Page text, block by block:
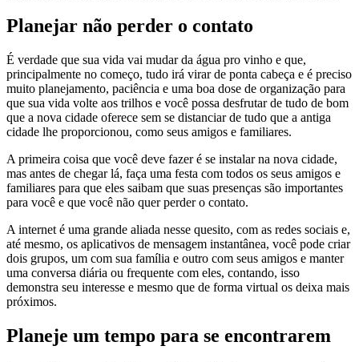
Planejar não perder o contato
É verdade que sua vida vai mudar da água pro vinho e que,
principalmente no começo, tudo irá virar de ponta cabeça e é preciso
muito planejamento, paciência e uma boa dose de organização para
que sua vida volte aos trilhos e você possa desfrutar de tudo de bom
que a nova cidade oferece sem se distanciar de tudo que a antiga
cidade lhe proporcionou, como seus amigos e familiares.
A primeira coisa que você deve fazer é se instalar na nova cidade,
mas antes de chegar lá, faça uma festa com todos os seus amigos e
familiares para que eles saibam que suas presenças são importantes
para você e que você não quer perder o contato.
A internet é uma grande aliada nesse quesito, com as redes sociais e,
até mesmo, os aplicativos de mensagem instantânea, você pode criar
dois grupos, um com sua família e outro com seus amigos e manter
uma conversa diária ou frequente com eles, contando, isso
demonstra seu interesse e mesmo que de forma virtual os deixa mais
próximos.
Planeje um tempo para se encontrarem